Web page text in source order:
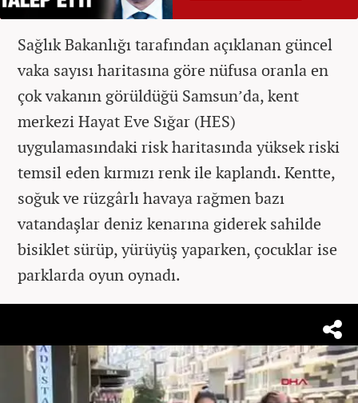
Sağlık Bakanlığı tarafından açıklanan güncel
vaka sayısı haritasına göre nüfusa oranla en
çok vakanın görüldüğü Samsun’da, kent
merkezi Hayat Eve Sığar (HES)
uygulamasındaki risk haritasında yüksek riski
temsil eden kırmızı renk ile kaplandı. Kentte,
soğuk ve rüzgârlı havaya rağmen bazı
vatandaşlar deniz kenarına giderek sahilde
bisiklet sürüp, yürüyüş yaparken, çocuklar ise
parklarda oyun oynadı.